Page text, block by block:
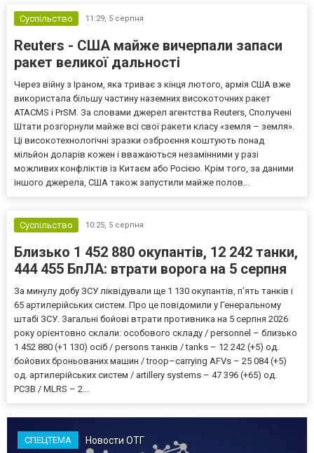
Суспільство
11:29, 5 серпня
Reuters - США майже вичерпали запаси
ракет великої дальності
Через війну з Іраном, яка триває з кінця лютого, армія США вже
використала більшу частину наземних високоточних ракет
ATACMS і PrSM. За словами джерел агентства Reuters, Сполучені
Штати розгорнули майже всі свої ракети класу «земля – земля».
Ці високотехнологічні зразки озброєння коштують понад
мільйон доларів кожен і вважаються незамінними у разі
можливих конфліктів із Китаєм або Росією. Крім того, за даними
іншого джерела, США також запустили майже полов...
Суспільство 10:25, 5 серпня
Близько 1 452 880 окупантів, 12 242 танки,
444 455 БпЛА: втрати ворога на 5 серпня
За минулу добу ЗСУ ліквідували ще 1 130 окупантів, пʼять танків і
65 артилерійських систем. Про це повідомили у Генеральному
штабі ЗСУ. Загальні бойові втрати противника на 5 серпня 2026
року орієнтовно склали: особового складу / personnel – близько
1 452 880 (+1 130) осіб / persons танків / tanks – 12 242 (+5) од.
бойових броньованих машин / troop–carrying AFVs – 25 084 (+5)
од. артилерійських систем / artillery systems – 47 396 (+65) од.
РСЗВ / MLRS – 2...
СПЕЦТЕМА Новости ОТГ